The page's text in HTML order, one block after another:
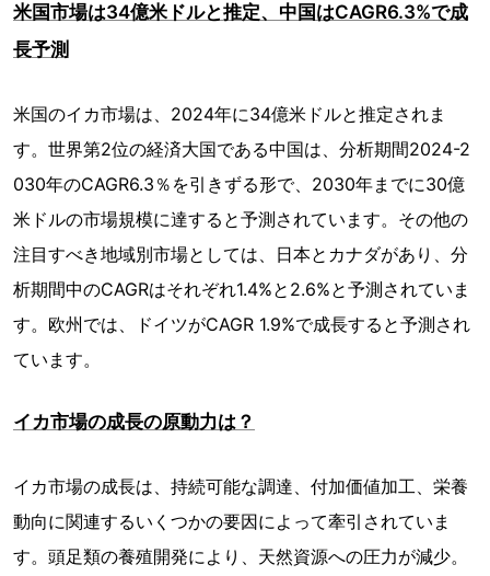
米国市場は34億米ドルと推定、中国はCAGR6.3%で成
長予測
米国のイカ市場は、2024年に34億米ドルと推定されま
す。世界第2位の経済大国である中国は、分析期間2024-2
030年のCAGR6.3％を引きずる形で、2030年までに30億
米ドルの市場規模に達すると予測されています。その他の
注目すべき地域別市場としては、日本とカナダがあり、分
析期間中のCAGRはそれぞれ1.4%と2.6%と予測されていま
す。欧州では、ドイツがCAGR 1.9%で成長すると予測され
ています。
イカ市場の成長の原動力は？
イカ市場の成長は、持続可能な調達、付加価値加工、栄養
動向に関連するいくつかの要因によって牽引されていま
す。頭足類の養殖開発により、天然資源への圧力が減少。